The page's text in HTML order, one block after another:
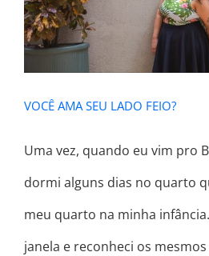
VOCÊ AMA SEU LADO FEIO?
Uma vez, quando eu vim pro
dormi alguns dias no quarto
meu quarto na minha
janela e reconheci os